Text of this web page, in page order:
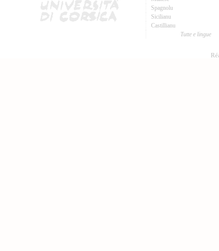
Spagnolu
Sicilianu
Castillianu
Tutte e lingue